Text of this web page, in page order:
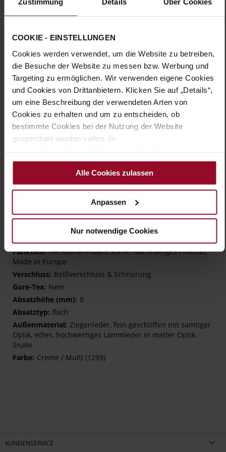
COOKIE - EINSTELLUNGEN
Cookies werden verwendet, um die Website zu betreiben,
die Besuche der Website zu messen bzw. Werbung und
Targeting zu ermöglichen. Wir verwenden eigene Cookies
und Cookies von Drittanbietern. Klicken Sie auf „Details“,
um eine Beschreibung der verwendeten Arten von
Cookies zu erhalten und um zu entscheiden, ob
bestimmte Cookies bei der Nutzung der Website
gespeichert werden sollen. In
Informationen.
Alle Cookies zulassen
Anpassen
Nur notwendige Cookies
eleganter Raffinesse. Die Mischung aus weißem Leder, zartem
einen modernen, femininen Look. Der seitliche Zip neben der
Schnürung setzt nicht nur ein modisches Detail, sondern
sorgt auch für bequemes An- und Ausziehen. Dank der
rutschfesten Sohle, der komfortablen Weite H und dem
wechselbaren Vario-Fußbett ist er auch an langen Tagen ein
verlässlicher Partner. Ob zur Jeans im Alltag oder als Kontrast
zum Kleid – BORDEAUX passt sich jedem Look an.
Details
TPU/TR/EVA-Sohle
Lederfutter
Made in Europe, Schnürsenkel (Tencel),
Obermaterial (LEATHER WORKING GROUP Gold zertifiziert),
Futter / Decksohle (LEATHER WORKING GROUP Gold
Herausnehmbare Sohle, Nachhaltiges Produkt,
Made in Europe
Reißverschluss & Schnürung
Nein
0
flach
Ziegenleder, fein geschliffen mit samtiger
Optik, edles, hochwertiges Lammleder in matter Optik,
Snake
Creme / Multi (1299)
KUNDENSERVICE